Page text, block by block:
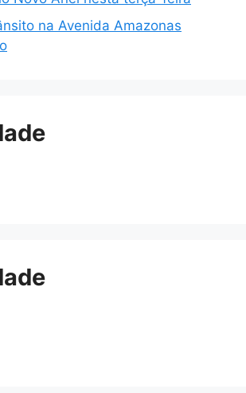
na Avenida Amazonas